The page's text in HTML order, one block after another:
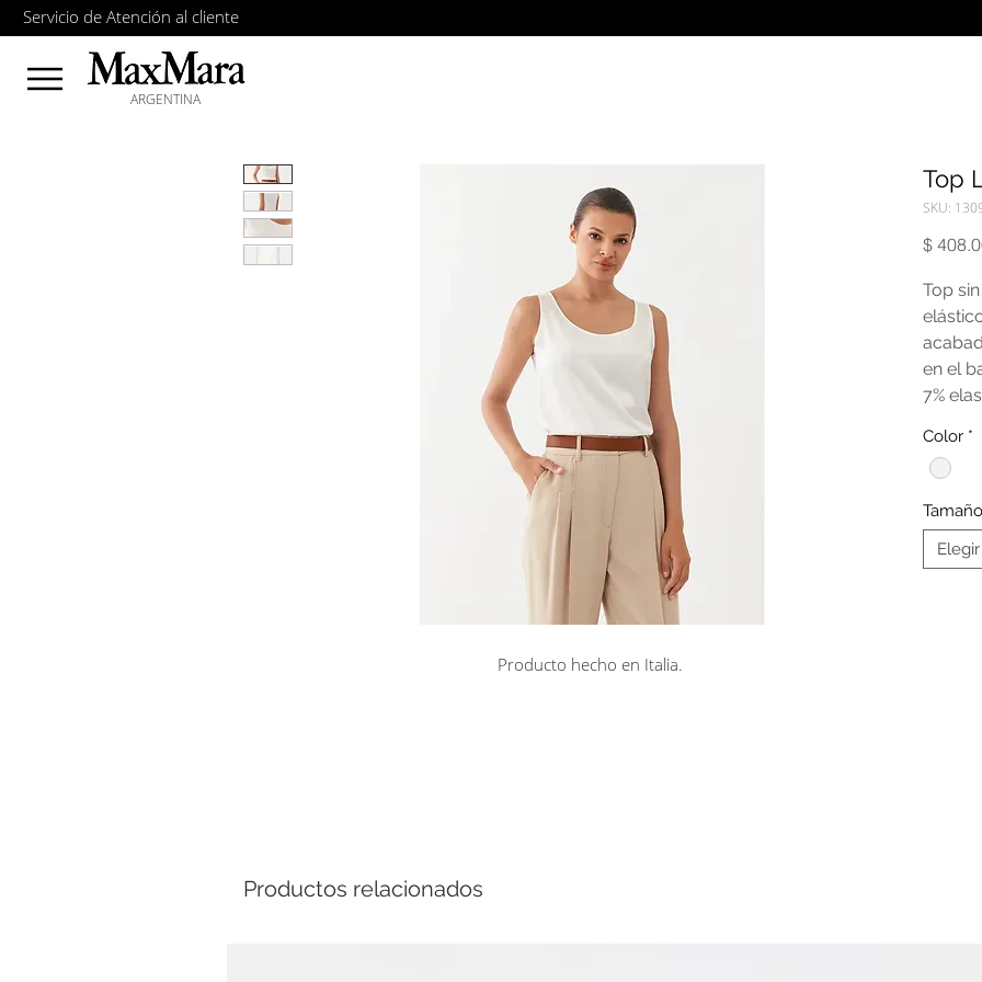
Servicio de Atención al cliente
ARGENTINA
Top
SKU:
$
Top
en el
7%
Color *
Tamaño
Elegir
Producto hecho en Italia.
Productos relacionados